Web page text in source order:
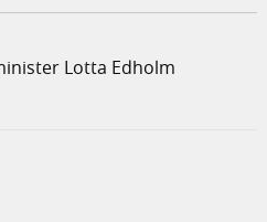
Lotta Edholm